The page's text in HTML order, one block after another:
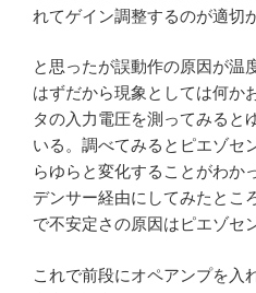
れてゲイン調整するのが適切
と思ったが誤動作の原因が温
はずだから現象としては何か
タの入力電圧を測ってみると
いる。調べてみるとピエゾセ
らゆらと変化することがわか
デンサー経由にしてみたとこ
で不安定さの原因はピエゾセ
これで前段にオペアンプを入